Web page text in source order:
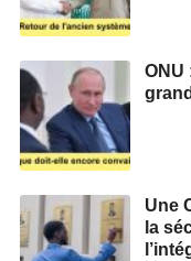
ONU
Une
la